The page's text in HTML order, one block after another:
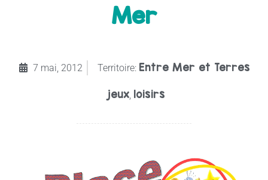
Mer
7 mai, 2012 Territoire: Entre Mer et Terres
jeux loisirs